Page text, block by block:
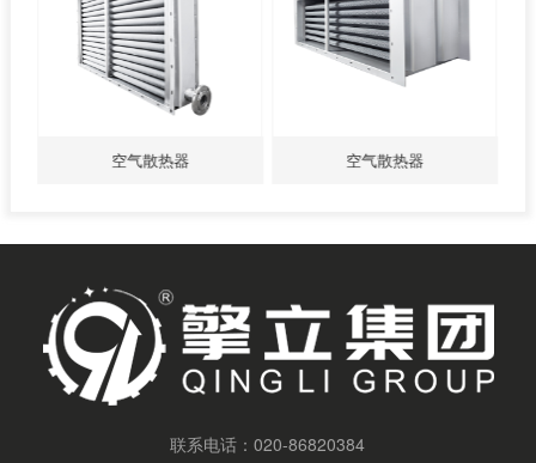
空气散热器 空气散热器
联系电话：020-86820384